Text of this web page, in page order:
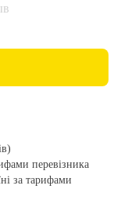
перевізника
за тарифами